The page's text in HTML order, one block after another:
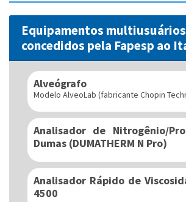
Equipamentos
concedidos pela Fapesp ao
Alveógrafo
Modelo AlveoLab (fabricante Chopin
Analisador de Nitrogênio/
Dumas (DUMATHERM N Pro)
Analisador Rápido de
4500